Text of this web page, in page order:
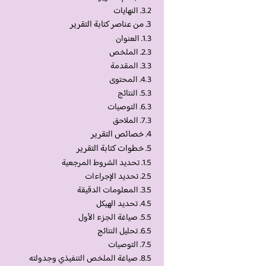
النهايات
من عناصر كتابة التقرير
العنوان
الملخص
المقدمة
المحتوى
النتائج
التوصيات
الملاحق
خصائص التقرير
خطوات كتابة التقرير
تحديد الشروط المرجعية
تحديد الإجراءات
المعلومات الدقيقة
تحديد الهيكل
صياغة الجزء الأول
تحليل النتائج
التوصيات
صياغة الملخص التنفيذي وجدولته